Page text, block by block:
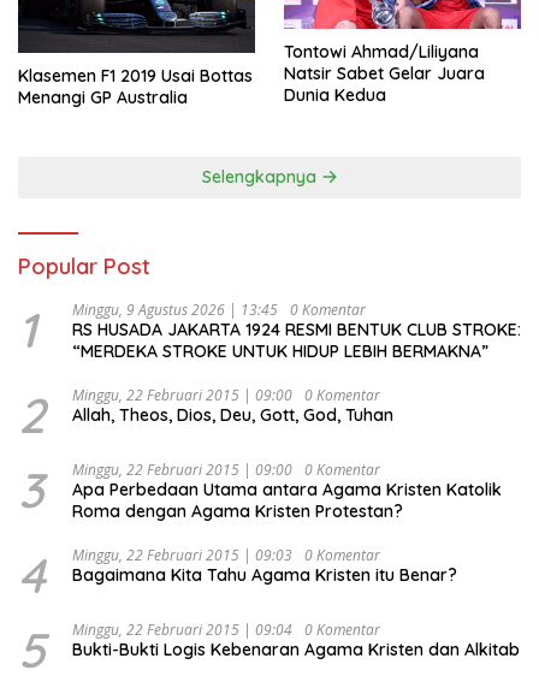
Klasemen F1 2019 Usai Bottas
Menangi GP Australia
Tontowi Ahmad/Liliyana
Natsir Sabet Gelar Juara
Dunia Kedua
Selengkapnya
Popular Post
1 Minggu, 9 Agustus 2026 | 13:45 0 Komentar
RS HUSADA JAKARTA 1924 RESMI BENTUK CLUB STROKE:
“MERDEKA STROKE UNTUK HIDUP LEBIH BERMAKNA”
2 Minggu, 22 Februari 2015 | 09:00 0 Komentar
Allah, Theos, Dios, Deu, Gott, God, Tuhan
3 Minggu, 22 Februari 2015 | 09:00 0 Komentar
Apa Perbedaan Utama antara Agama Kristen Katolik
Roma dengan Agama Kristen Protestan?
4 Minggu, 22 Februari 2015 | 09:03 0 Komentar
Bagaimana Kita Tahu Agama Kristen itu Benar?
5 Minggu, 22 Februari 2015 | 09:04 0 Komentar
Bukti-Bukti Logis Kebenaran Agama Kristen dan Alkitab